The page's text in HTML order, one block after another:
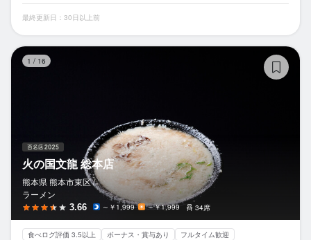
最終更新日：30日以上前
1 / 16
火の国文龍 総本店
熊本県 熊本市東区 /
ラーメン
3.66 ～￥1,999 ～￥1,999 34席
食べログ評価 3.5以上 ボーナス・賞与あり
フルタイム歓迎